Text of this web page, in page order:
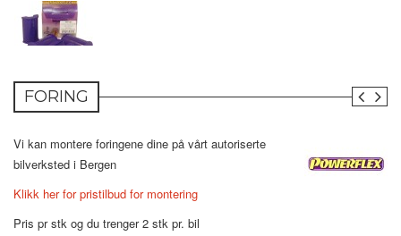
FORING
Vi kan montere foringene dine på vårt autoriserte
bilverksted i Bergen
Klikk her for pristilbud for montering
Pris pr stk og du trenger 2 stk pr. bil